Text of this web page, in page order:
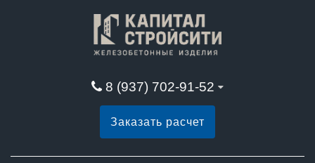
8 (937) 702-91-52
Заказать расчет